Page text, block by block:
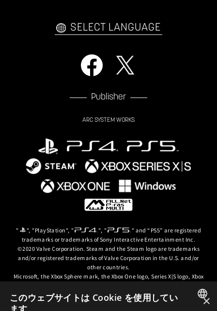
SELECT LANGUAGE
Publisher
ARC SYSTEM WORKS
" ", "PlayStation", " ", " " and “PS5” are registered
trademarks or trademarks of Sony Interactive Entertainment Inc.
©2020 Valve Corporation. Steam and the Steam logo are trademarks
and/or registered trademarks of Valve Corporation in the U.S. and/or
other countries.
Microsoft, the Xbox Sphere mark, the Xbox One logo, Series X|S logo, Xbox
trademarks of the Microsoft group of companies. ×
このウェブサイトは Cookie を使用してい
ます